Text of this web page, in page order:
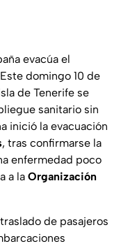
evacúa el
domingo 10 de
de Tenerife se
sanitario sin
inició la evacuación
, tras confirmarse la
enfermedad poco
a la Organización
de pasajeros